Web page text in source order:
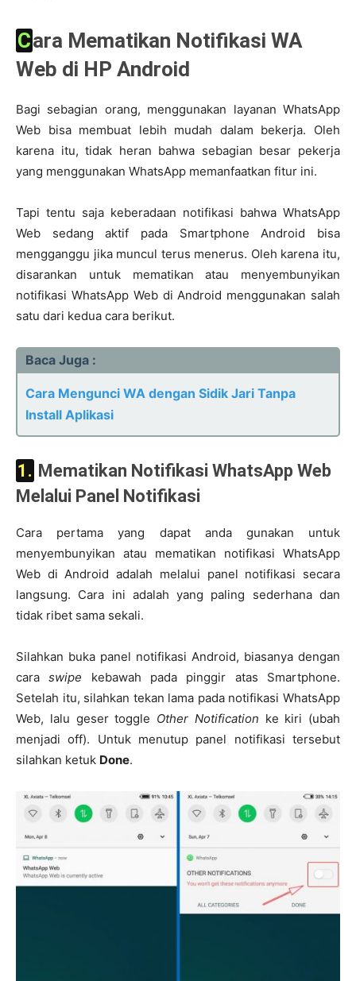
Cara Mematikan Notifikasi WA
Web di HP Android
Bagi sebagian orang, menggunakan layanan WhatsApp
Web bisa membuat lebih mudah dalam bekerja. Oleh
karena itu, tidak heran bahwa sebagian besar pekerja
yang menggunakan WhatsApp memanfaatkan fitur ini.
Tapi tentu saja keberadaan notifikasi bahwa WhatsApp
Web sedang aktif pada Smartphone Android bisa
mengganggu jika muncul terus menerus. Oleh karena itu,
disarankan untuk mematikan atau menyembunyikan
notifikasi WhatsApp Web di Android menggunakan salah
satu dari kedua cara berikut.
Baca Juga :
Cara Mengunci WA dengan Sidik Jari Tanpa
Install Aplikasi
1. Mematikan Notifikasi WhatsApp Web
Melalui Panel Notifikasi
Cara pertama yang dapat anda gunakan untuk
menyembunyikan atau mematikan notifikasi WhatsApp
Web di Android adalah melalui panel notifikasi secara
langsung. Cara ini adalah yang paling sederhana dan
tidak ribet sama sekali.
Silahkan buka panel notifikasi Android, biasanya dengan
caraswipe kebawah pada pinggir atas Smartphone.
Setelah itu, silahkan tekan lama pada notifikasi WhatsApp
Web, lalu geser toggle Other Notification ke kiri (ubah
menjadi off). Untuk menutup panel notifikasi tersebut
silahkan ketuk Done.